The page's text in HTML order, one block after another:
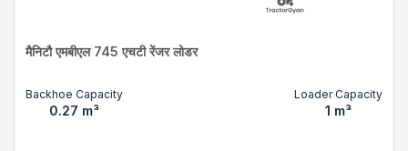
मैनिटौ एमबीएल 745 एचटी रेंजर लोडर
Backhoe Capacity
0.27 m³
Loader Capacity
1 m³